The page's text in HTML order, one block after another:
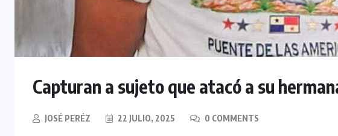
Capturan a sujeto que atacó a su
JOSÉ PERÉZ 22 JULIO, 2025 0 COMMENTS